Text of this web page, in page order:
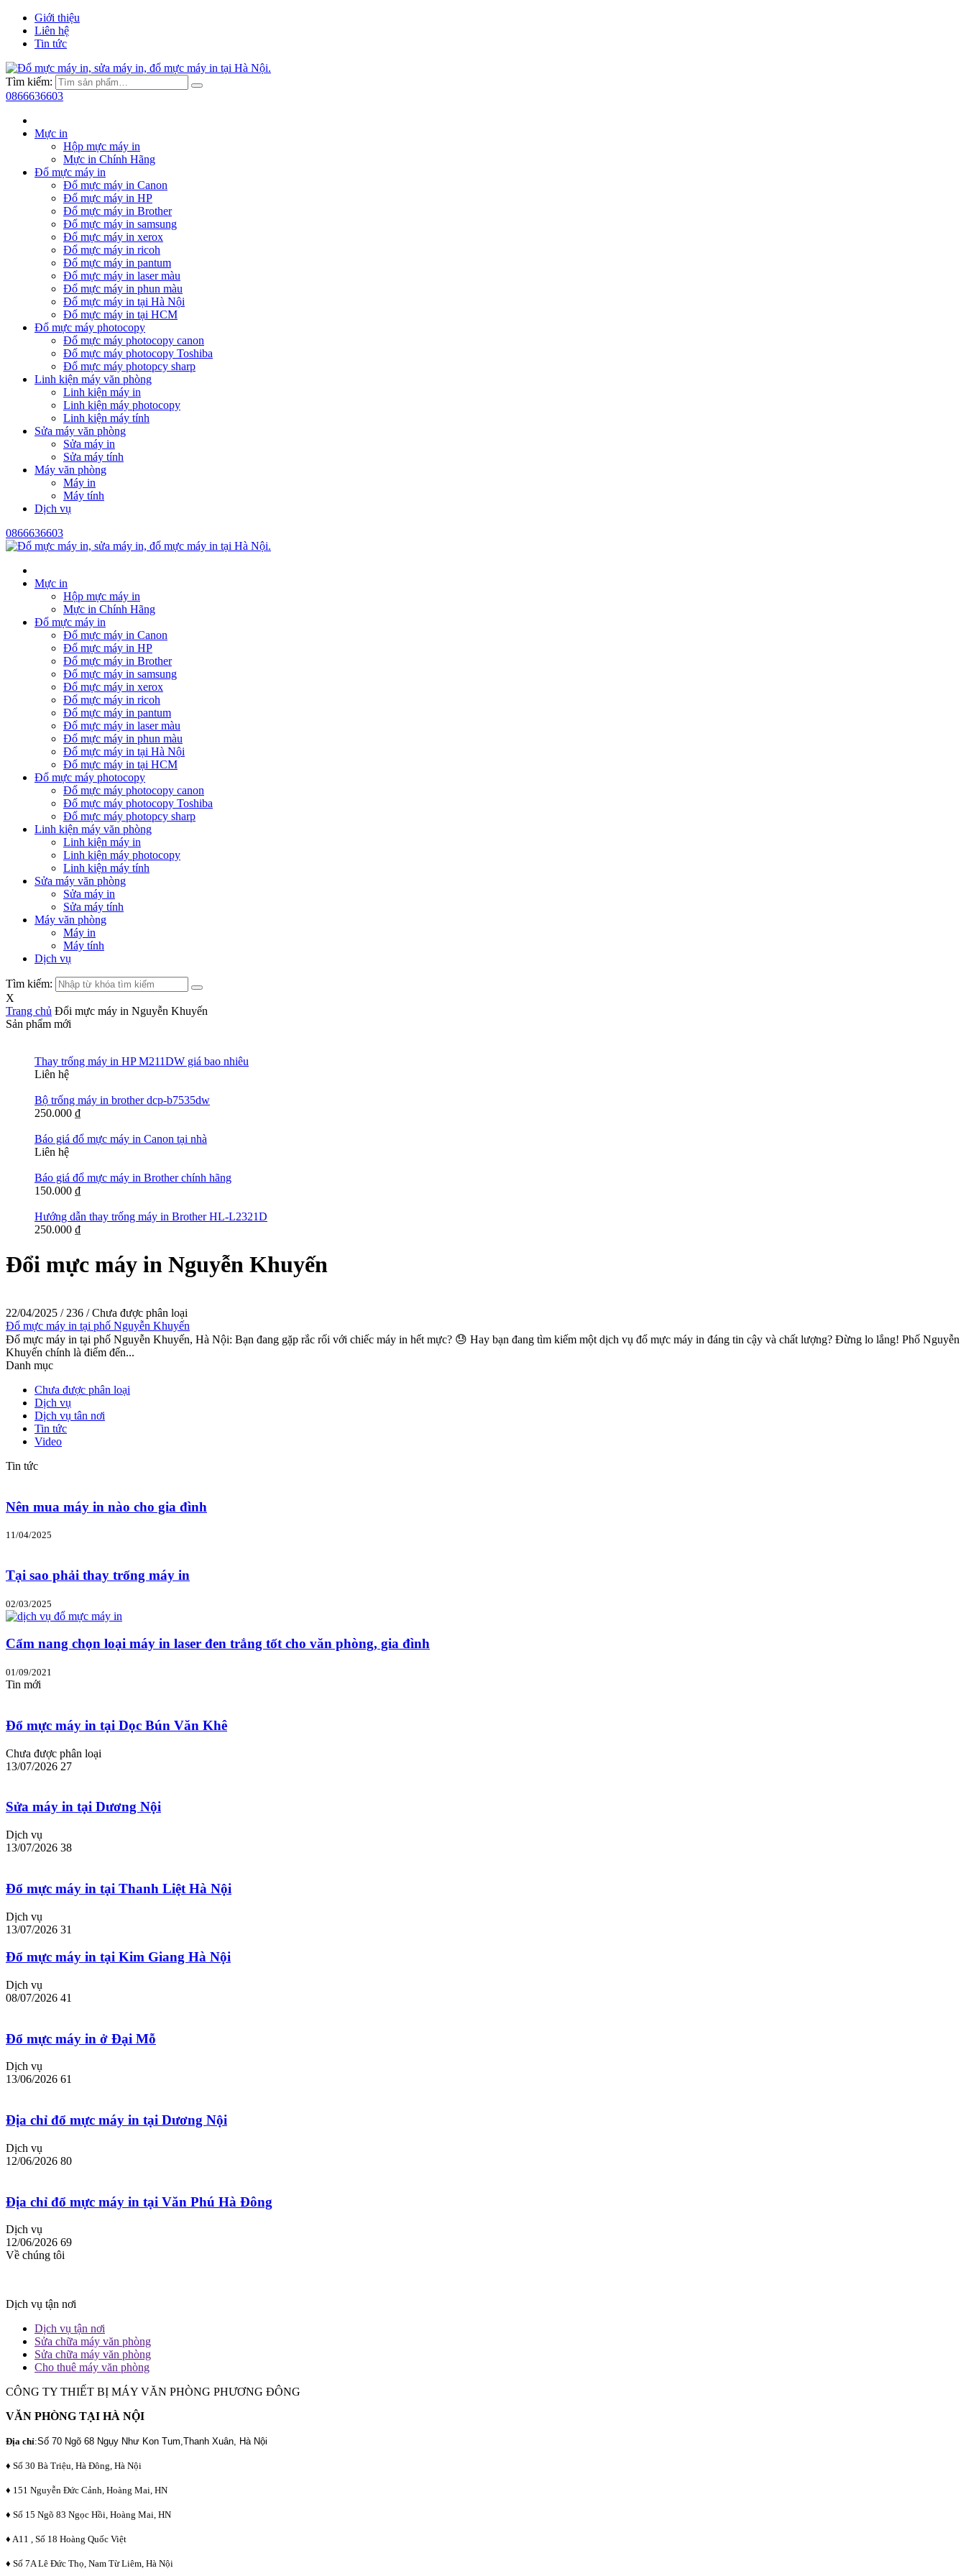
Giới thiệu
Liên hệ
Tin tức
Tìm kiếm:
0866636603
Mực in
Hộp mực máy in
Mực in Chính Hãng
Đổ mực máy in
Đổ mực máy in Canon
Đổ mực máy in HP
Đổ mực máy in Brother
Đổ mực máy in samsung
Đổ mực máy in xerox
Đổ mực máy in ricoh
Đổ mực máy in pantum
Đổ mực máy in laser màu
Đổ mực máy in phun màu
Đổ mực máy in tại Hà Nội
Đổ mực máy in tại HCM
Đổ mực máy photocopy
Đổ mực máy photocopy canon
Đổ mực máy photocopy Toshiba
Đổ mực máy photopcy sharp
Linh kiện máy văn phòng
Linh kiện máy in
Linh kiện máy photocopy
Linh kiện máy tính
Sửa máy văn phòng
Sửa máy in
Sửa máy tính
Máy văn phòng
Máy in
Máy tính
Dịch vụ
0866636603
Mực in
Hộp mực máy in
Mực in Chính Hãng
Đổ mực máy in
Đổ mực máy in Canon
Đổ mực máy in HP
Đổ mực máy in Brother
Đổ mực máy in samsung
Đổ mực máy in xerox
Đổ mực máy in ricoh
Đổ mực máy in pantum
Đổ mực máy in laser màu
Đổ mực máy in phun màu
Đổ mực máy in tại Hà Nội
Đổ mực máy in tại HCM
Đổ mực máy photocopy
Đổ mực máy photocopy canon
Đổ mực máy photocopy Toshiba
Đổ mực máy photopcy sharp
Linh kiện máy văn phòng
Linh kiện máy in
Linh kiện máy photocopy
Linh kiện máy tính
Sửa máy văn phòng
Sửa máy in
Sửa máy tính
Máy văn phòng
Máy in
Máy tính
Dịch vụ
Tìm kiếm:
X
Trang chủ Đổi mực máy in Nguyễn Khuyến
Sản phẩm mới
Thay trống máy in HP M211DW giá bao nhiêu
Liên hệ
Bộ trống máy in brother dcp-b7535dw
250.000 ₫
Báo giá đổ mực máy in Canon tại nhà
Liên hệ
Báo giá đổ mực máy in Brother chính hãng
150.000 ₫
Hướng dẫn thay trống máy in Brother HL-L2321D
250.000 ₫
Đổi mực máy in Nguyễn Khuyến
22/04/2025 / 236 /Chưa được phân loại
Đổ mực máy in tại phố Nguyễn Khuyến
Đổ mực máy in tại phố Nguyễn Khuyến, Hà Nội: Bạn đang gặp rắc rối với chiếc máy in hết mực? 😓 Hay bạn đang tìm kiếm một dịch vụ đổ mực máy in đáng tin cậy và chất lượng? Đừng lo lắng! Phố Nguyễn
Khuyến chính là điểm đến...
Danh mục
Chưa được phân loại
Dịch vụ
Dịch vụ tân nơi
Tin tức
Video
Tin tức
Nên mua máy in nào cho gia đình
11/04/2025
Tại sao phải thay trống máy in
02/03/2025
Cẩm nang chọn loại máy in laser đen trắng tốt cho văn phòng, gia đình
01/09/2021
Tin mới
Đổ mực máy in tại Dọc Bún Văn Khê
Chưa được phân loại
13/07/2026 27
Sửa máy in tại Dương Nội
Dịch vụ
13/07/2026 38
Đổ mực máy in tại Thanh Liệt Hà Nội
Dịch vụ
13/07/2026 31
Đổ mực máy in tại Kim Giang Hà Nội
Dịch vụ
08/07/2026 41
Đổ mực máy in ở Đại Mỗ
Dịch vụ
13/06/2026 61
Địa chỉ đổ mực máy in tại Dương Nội
Dịch vụ
12/06/2026 80
Địa chỉ đổ mực máy in tại Văn Phú Hà Đông
Dịch vụ
12/06/2026 69
Về chúng tôi
Dịch vụ tận nơi
Dịch vụ tận nơi
Sửa chữa máy văn phòng
Sửa chữa máy văn phòng
Cho thuê máy văn phòng
CÔNG TY THIẾT BỊ MÁY VĂN PHÒNG PHƯƠNG ĐÔNG
VĂN PHÒNG TẠI HÀ NỘI
Địa chỉ:Số 70 Ngõ 68 Ngụy Như Kon Tum,Thanh Xuân, Hà Nội
♦ Số 30 Bà Triệu, Hà Đông, Hà Nội
♦ 151 Nguyễn Đức Cảnh, Hoàng Mai, HN
♦ Số 15 Ngõ 83 Ngọc Hồi, Hoàng Mai, HN
♦ A11 , Số 18 Hoàng Quốc Việt
♦ Số 7A Lê Đức Thọ, Nam Từ Liêm, Hà Nội